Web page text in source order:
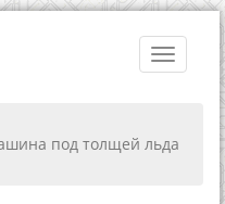
Toggle
под толщей льда